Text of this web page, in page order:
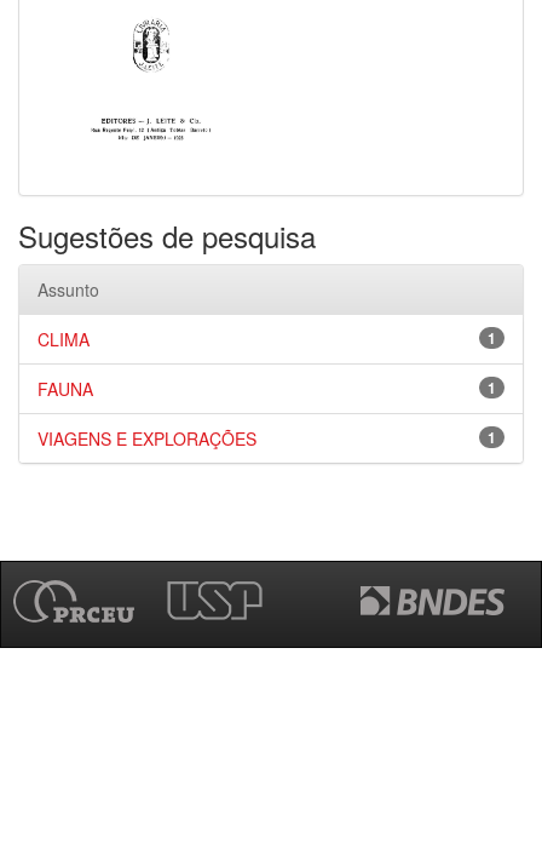
Sugestões de pesquisa
Assunto
1
CLIMA
1
FAUNA
1
VIAGENS E EXPLORAÇÕES